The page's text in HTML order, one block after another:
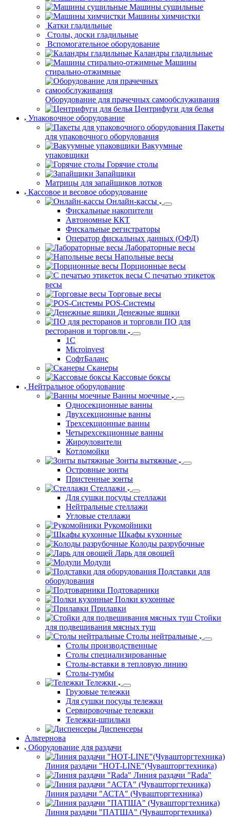
Машины стиральные
Машины сушильные
Катки гладильные
Столы, доски
гладильные
Вспомогательное оборудование
Каландры гладильные
Машины
стирально-отжимные
Оборудование для прачечных самообслуживания
Упаковочное оборудование
Пакеты для упаковочного оборудования
Вакуумные упаковщики
Горячие столы
Запайщики
Матрицы для запайщиков лотков
Кассовое и весовое оборудование
Онлайн-кассы
Фискальные накопители
Автономные ККТ
Фискальные регистраторы
Оператор фискальных данных (ОФД)
Лабораторные весы
Напольные весы
Порционные весы
С печатью этикеток весы
Торговые весы
POS-Системы
Денежные ящики
ресторанов и торговли
1С
Microinvest
СофтБаланс
Сканеры
Кассовые боксы
Нейтральное оборудование
Ванны моечные
Односекционные ванны
Двухсекционные ванны
Трехсекционные ванны
Четырехсекционные ванны
Жироуловители
Котломойки
Зонты вытяжные
Островные зонты
Пристенные зонты
Стеллажи
Для сушки посуды стеллажи
Нейтральные стеллажи
Угловые стеллажи
Рукомойники
Шкафы кухонные
Ларь для овощей
Модули
Подставки для
оборудования
Подтоварники
Полки кухонные
Прилавки
Стойки
для подвешивания мясных туш
Столы нейтральные
Столы производственные
Столы специализированные
Столы-вставки в тепловую линию
Столы-тумбы
Тележки
Грузовые тележки
Для сушки посуды тележки
Сервировочные тележки
Диспенсеры
Альтернова
Оборудование для раздачи
Линия раздачи "HOT-LINE"(Чувашторгтехника)
Линия раздачи "Rada"
Линия раздачи "АСТА" (Чувашторгтехника)